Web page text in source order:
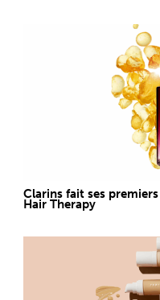
Clarins fait ses
Hair Therapy